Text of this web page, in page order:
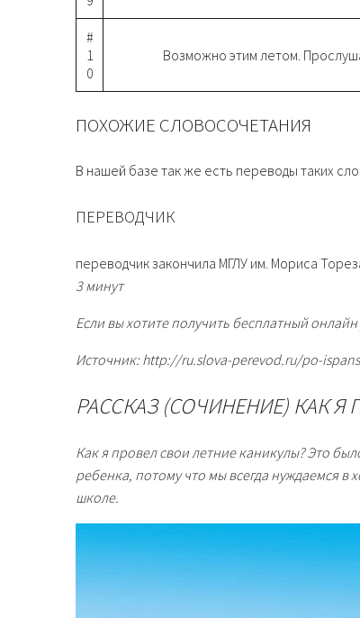
#
1
0
Возможно этим летом.
ПОХОЖИЕ СЛОВОСОЧЕТАНИЯ
В нашей базе так же есть переводы таких
ПЕРЕВОДЧИК
переводчик закончила МГЛУ им. Мориса
3 минут
Если вы хотите получить бесплатный
Источник: http://ru.slova-perevod.ru/po-
РАССКАЗ (СОЧИНЕНИЕ) КАК
Как я провел свои летние каникулы? Это
ребенка, потому что мы всегда нуждаемся в
школе.